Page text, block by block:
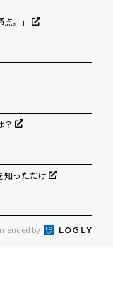
〟」
？
知っただけ
by